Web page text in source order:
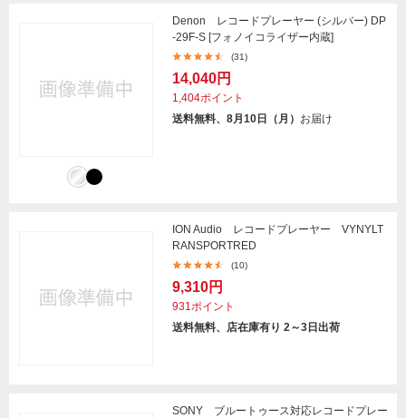
Denon レコードプレーヤー (シルバー) DP
-29F-S [フォノイコライザー内蔵]
(31)
14,040円
1,404ポイント
送料無料、8月10日（月） お届け
ION Audio レコードプレーヤー VYNYLT
RANSPORTRED
(10)
9,310円
931ポイント
送料無料、店在庫有り 2～3日出荷
SONY ブルートゥース対応レコードプレー